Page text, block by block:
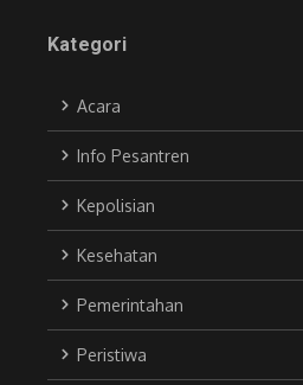
Kategori
Acara
Info Pesantren
Kepolisian
Kesehatan
Pemerintahan
Peristiwa